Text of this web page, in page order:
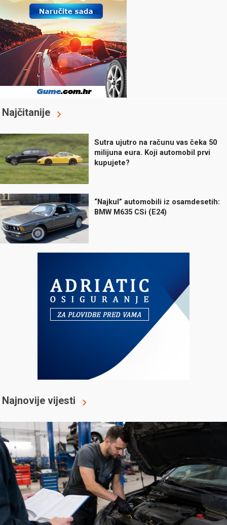
Najčitanije
Sutra ujutro na računu vas čeka 50
milijuna eura. Koji automobil prvi
kupujete?
“Najkul” automobili iz osamdesetih:
BMW M635 CSi (E24)
Najnovije vijesti